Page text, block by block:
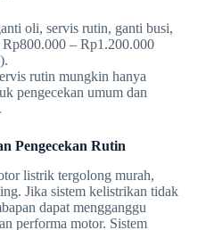
oli, servis rutin, ganti busi,
– Rp1.200.000
rutin mungkin hanya
pengecekan umum dan
Pengecekan Rutin
listrik tergolong murah,
Jika sistem kelistrikan tidak
dapat mengganggu
performa motor. Sistem